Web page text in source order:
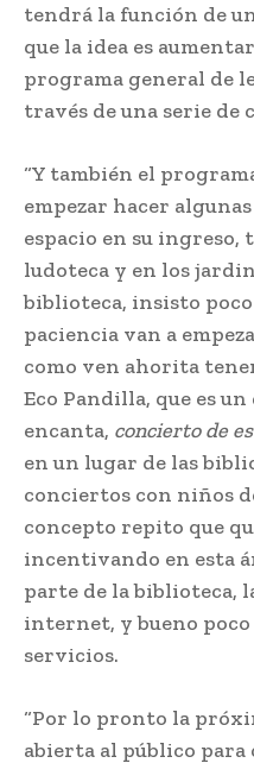
tendrá la función de
que la idea es
programa general de
través de una serie de
“Y también el
empezar hacer
espacio en su ingreso,
ludoteca y en los
biblioteca, insisto
paciencia van a
como ven ahorita
Eco Pandilla, que es
encanta, concierto de
en un lugar de las
conciertos con niños
concepto repito que
incentivando en esta
parte de la biblioteca,
internet, y bueno poco
servicios.
“Por lo pronto la
abierta al público